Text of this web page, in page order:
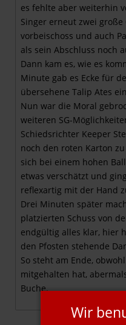
es fehlte aber weiterhin
Singer erneut zwei
vorbeischoss und auch
als sein Abschluss noch
Dann kam es, wie es
Minute gab es Ecke für
übersehene Talip Ates
Nun war die Moral
weiteren SG-
Schiedsrichter Keeper
noch den roten Karton
sich bei einem hohen
etwas verschätzt und
reflexartig mit der Hand
Drei Minuten später
platzierten Schuss von
endgültig alles klar, hier
den Pfosten stehende
So steht am Ende,
mitgehalten hat,
Buche.
Wir